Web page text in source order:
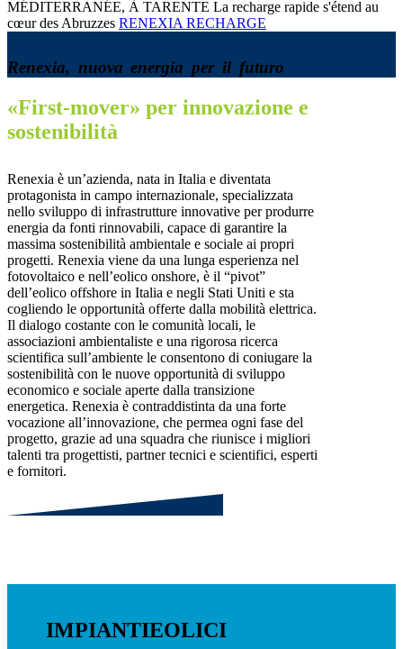
MÉDITERRANÉE, À TARENTE La recharge rapide s'étend au
cœur des Abruzzes RENEXIA RECHARGE
Renexia, nuova energia per il futuro
«First-mover» per innovazione e
sostenibilità
Renexia è un’azienda, nata in Italia e diventata
protagonista in campo internazionale, specializzata
nello sviluppo di infrastrutture innovative per produrre
energia da fonti rinnovabili, capace di garantire la
massima sostenibilità ambientale e sociale ai propri
progetti. Renexia viene da una lunga esperienza nel
fotovoltaico e nell’eolico onshore, è il “pivot”
dell’eolico offshore in Italia e negli Stati Uniti e sta
cogliendo le opportunità offerte dalla mobilità elettrica.
Il dialogo costante con le comunità locali, le
associazioni ambientaliste e una rigorosa ricerca
scientifica sull’ambiente le consentono di coniugare la
sostenibilità con le nuove opportunità di sviluppo
economico e sociale aperte dalla transizione
energetica. Renexia è contraddistinta da una forte
vocazione all’innovazione, che permea ogni fase del
progetto, grazie ad una squadra che riunisce i migliori
talenti tra progettisti, partner tecnici e scientifici, esperti
e fornitori.
IMPIANTIEOLICI